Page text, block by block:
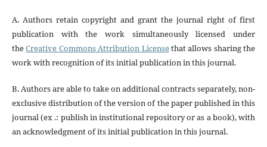
A. Authors retain copyright and grant the journal right of first
publication with the work simultaneously licensed under
theCreative Commons Attribution Licensethat allows sharing the
work with recognition of its initial publication in this journal.
B. Authors are able to take on additional contracts separately, non-
exclusive distribution of the version of the paper published in this
journal (ex .: publish in institutional repository or as a book), with
an acknowledgment of its initial publication in this journal.